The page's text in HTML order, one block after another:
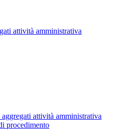
attività amministrativa
attività amministrativa
procedimento